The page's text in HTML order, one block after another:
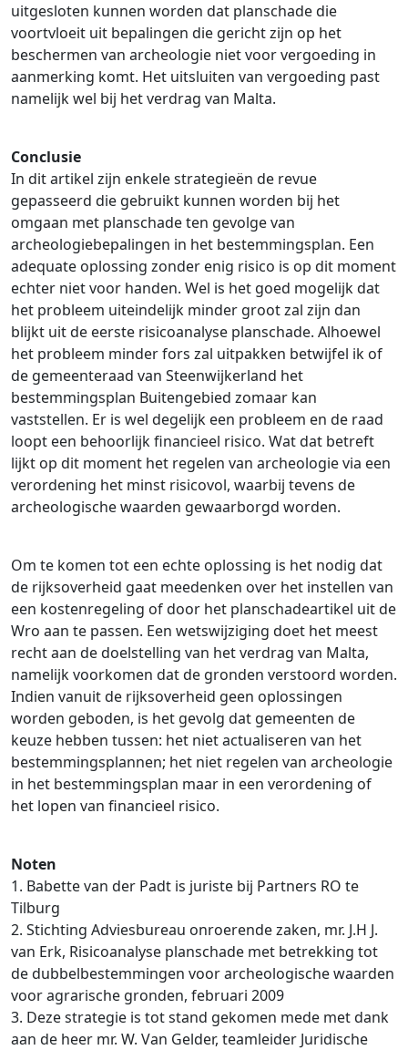
uitgesloten kunnen worden dat planschade die
voortvloeit uit bepalingen die gericht zijn op het
beschermen van archeologie niet voor vergoeding in
aanmerking komt. Het uitsluiten van vergoeding past
namelijk wel bij het verdrag van Malta.
Conclusie
In dit artikel zijn enkele strategieën de revue
gepasseerd die gebruikt kunnen worden bij het
omgaan met planschade ten gevolge van
archeologiebepalingen in het bestemmingsplan. Een
adequate oplossing zonder enig risico is op dit moment
echter niet voor handen. Wel is het goed mogelijk dat
het probleem uiteindelijk minder groot zal zijn dan
blijkt uit de eerste risicoanalyse planschade. Alhoewel
het probleem minder fors zal uitpakken betwijfel ik of
de gemeenteraad van Steenwijkerland het
bestemmingsplan Buitengebied zomaar kan
vaststellen. Er is wel degelijk een probleem en de raad
loopt een behoorlijk financieel risico. Wat dat betreft
lijkt op dit moment het regelen van archeologie via een
verordening het minst risicovol, waarbij tevens de
archeologische waarden gewaarborgd worden.
Om te komen tot een echte oplossing is het nodig dat
de rijksoverheid gaat meedenken over het instellen van
een kostenregeling of door het planschadeartikel uit de
Wro aan te passen. Een wetswijziging doet het meest
recht aan de doelstelling van het verdrag van Malta,
namelijk voorkomen dat de gronden verstoord worden.
Indien vanuit de rijksoverheid geen oplossingen
worden geboden, is het gevolg dat gemeenten de
keuze hebben tussen: het niet actualiseren van het
bestemmingsplannen; het niet regelen van archeologie
in het bestemmingsplan maar in een verordening of
het lopen van financieel risico.
Noten
1. Babette van der Padt is juriste bij Partners RO te
Tilburg
2. Stichting Adviesbureau onroerende zaken, mr. J.H J.
van Erk, Risicoanalyse planschade met betrekking tot
de dubbelbestemmingen voor archeologische waarden
voor agrarische gronden, februari 2009
3. Deze strategie is tot stand gekomen mede met dank
aan de heer mr. W. Van Gelder, teamleider Juridische